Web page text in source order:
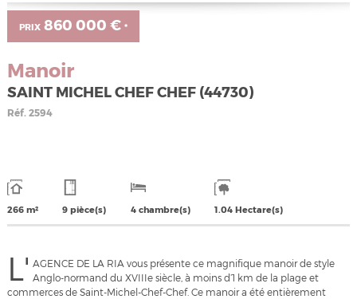
PRIX860 000 € *
Manoir
SAINT MICHEL CHEF CHEF (44730)
Réf.2594
266 m² 9 pièce(s) 4 chambre(s) 1.04 Hectare(s)
L' AGENCE DE LA RIA vous présente ce magnifique manoir de style
Anglo-normand du XVIIIe siècle, à moins d’1 km de la plage et
commerces de Saint-Michel-Chef-Chef. Ce manoir a été entièrement